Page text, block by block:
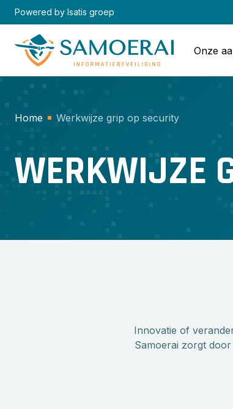
Skip
to
content
Powered by Isatis groep
Onze
Home Werkwijze grip op security
WERKWIJZE
Innovatie of
Samoerai zorgt